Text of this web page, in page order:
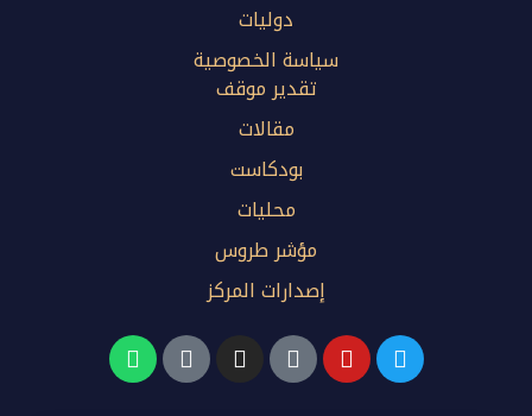
دوليات
سياسة الخصوصية
تقدير موقف
مقالات
بودكاست
محليات
مؤشر طروس
إصدارات المركز